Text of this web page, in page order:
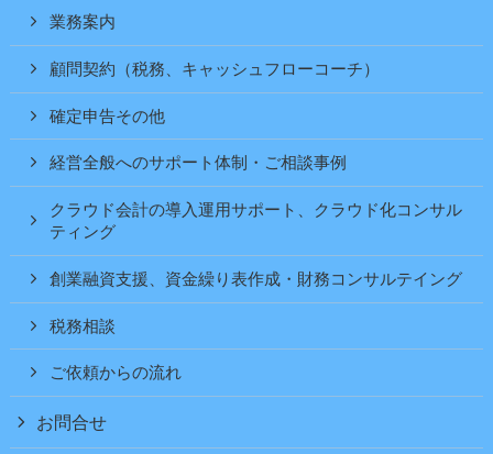
業務案内
顧問契約（税務、キャッシュフローコーチ）
確定申告その他
経営全般へのサポート体制・ご相談事例
クラウド会計の導入運用サポート、クラウド化コンサル
ティング
創業融資支援、資金繰り表作成・財務コンサルテイング
税務相談
ご依頼からの流れ
お問合せ